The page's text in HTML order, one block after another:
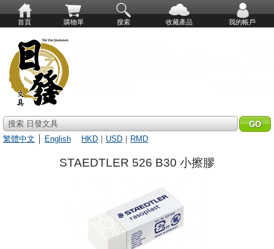
首頁 購物單 搜索 收藏產品 我的帳戶
搜索 日發文具
繁體中文
English HKD ｜ USD ｜ RMD
STAEDTLER 526 B30 小擦膠